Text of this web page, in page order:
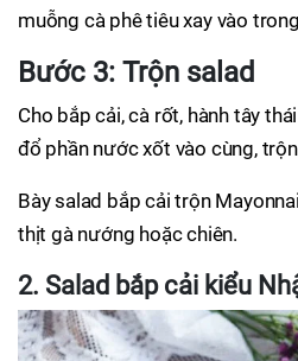
muỗng cà phê tiêu xay vào
Bước 3: Trộn salad
Cho bắp cải, cà rốt, hành tây
đổ phần nước xốt vào cùng,
Bày salad bắp cải trộn
thịt gà nướng hoặc chiên.
2. Salad bắp cải kiểu